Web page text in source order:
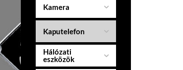
Kamera
Kaputelefon
Hálózati
eszközök